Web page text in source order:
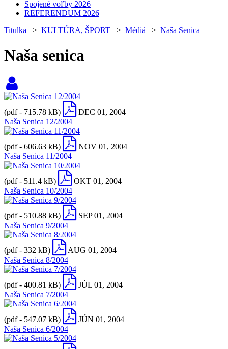
Spojené voľby 2026
REFERENDUM 2026
Titulka > KULTÚRA, ŠPORT > Médiá > Naša Senica
Naša senica
(pdf - 715.78 kB)
DEC 01, 2004
Naša Senica 12/2004
(pdf - 606.63 kB)
NOV 01, 2004
Naša Senica 11/2004
(pdf - 511.4 kB)
OKT 01, 2004
Naša Senica 10/2004
(pdf - 510.88 kB)
SEP 01, 2004
Naša Senica 9/2004
(pdf - 332 kB)
AUG 01, 2004
Naša Senica 8/2004
(pdf - 400.81 kB)
JÚL 01, 2004
Naša Senica 7/2004
(pdf - 547.07 kB)
JÚN 01, 2004
Naša Senica 6/2004